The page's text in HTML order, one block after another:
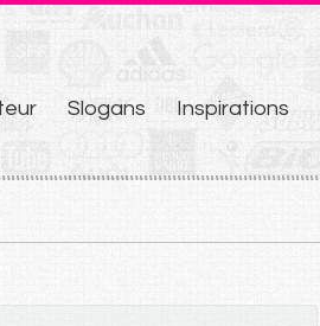
Slogans Inspirations